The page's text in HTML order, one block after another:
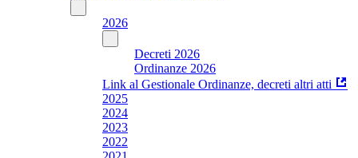
2026
Decreti 2026
Ordinanze 2026
Link al Gestionale Ordinanze, decreti altri atti
2025
2024
2023
2022